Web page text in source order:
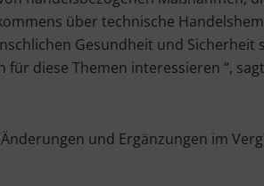
über technische
Gesundheit und Sicherheit
diese Themen interessieren “,
und Ergänzungen im